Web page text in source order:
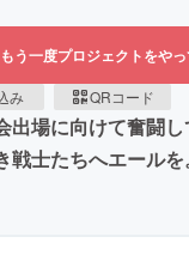
もう一度プロジェクトをや
み QRコード
場に向けて奮闘
士たちへエールを